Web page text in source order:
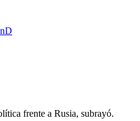
frente a Rusia, subrayó.